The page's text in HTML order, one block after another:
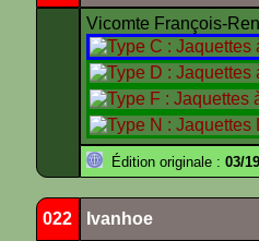
Vicomte François-
Édition originale : 03/
022 Ivanhoe